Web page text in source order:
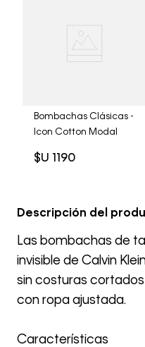
Bombachas Clásicas -
Icon Cotton Modal
$U 1190
Descripción del
Las bombachas de
invisible de Calvin
sin costuras
con ropa ajustada.
Características